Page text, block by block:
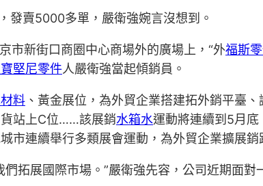
發賣5000多單，嚴衛強婉言沒想到。
市新街口商圈中心商場外的廣場上，“外福斯
堅尼零件人嚴衛強當起傾銷員。
料 、黃金展位，為外貿企業搭建拓外銷平臺
站上C位……該展銷水箱水運動將連續到5月
市連續舉行多類展會運動，為外貿企業擴展銷
們拓展國際市場。”嚴衛強先容，公司近期面